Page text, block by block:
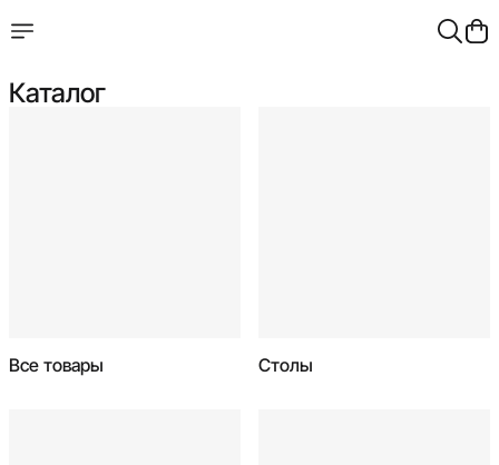
Каталог
Все товары Столы